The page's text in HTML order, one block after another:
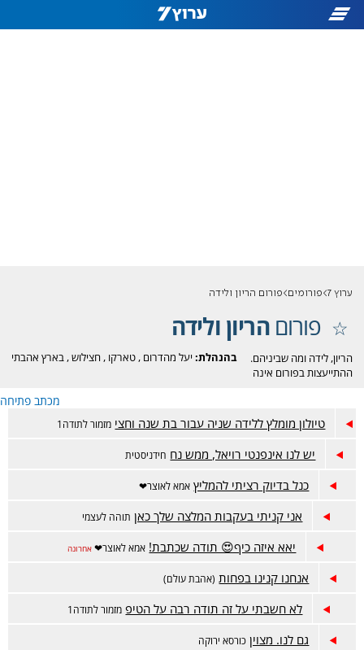
ערוץ 7 פורומים פורום הריון ולידה
פורוםהריון ולידה
בהנהלת: יעל מהדרום ,טארקו ,חצילוש,בארץ אהבתי
הריון, לידה ומה שביניהם.
ההתייעצות בפורום אינה
הפורום דתי, נא לכבד את
רגשות הגולשות בסגנון
לפורום אמהות הפתוח-
מכתב פתיחה
טיולון מומלץ ללידה שניה עבור בת שנה וחצי מזמור לתודה1
יש לנו אינפנטי רויאל, ממש נח חידניסטית
כנל בדיוק רציתי להמליץ אמא לאוצר❤
אני קניתי בעקבות המלצה שלך כאן תוהה לעצמי
יאא איזה כיף😍 תודה שכתבת! אמא לאוצר❤ אחרונה
אנחנו קנינו בפחות (אהבת עולם)
לא חשבתי על זה תודה רבה על הטיפ מזמור לתודה1
גם לנו. מצוין כורסא ירוקה